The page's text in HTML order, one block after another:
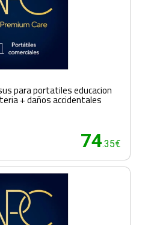
para portatiles educacion
+ daños accidentales
74.35€